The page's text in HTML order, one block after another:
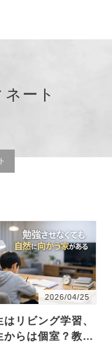
ート
2026/04/25
はリビング学習、
からは個室？教育